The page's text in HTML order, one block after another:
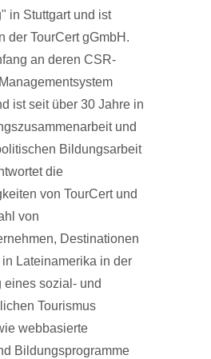
in Stuttgart und ist
der TourCert gGmbH.
an deren CSR-
ist seit über 30 Jahre in
und
Bildungsarbeit
die
von TourCert und
von
Destinationen
Lateinamerika in der
eines sozial- und
Tourismus
webbasierte
Bildungsprogramme